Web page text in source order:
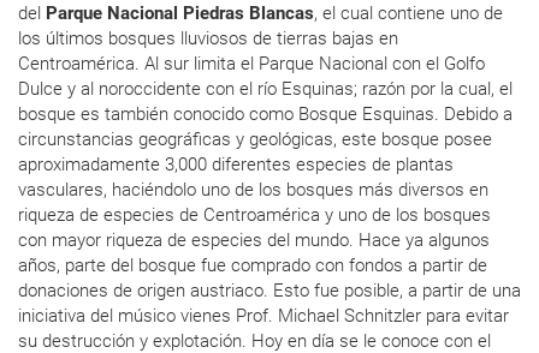
del Parque Nacional Piedras Blancas, el cual contiene uno de
los últimos bosques lluviosos de tierras bajas en
Centroamérica. Al sur limita el Parque Nacional con el Golfo
Dulce y al noroccidente con el río Esquinas; razón por la cual, el
bosque es también conocido como Bosque Esquinas. Debido a
circunstancias geográficas y geológicas, este bosque posee
aproximadamente 3,000 diferentes especies de plantas
vasculares, haciéndolo uno de los bosques más diversos en
riqueza de especies de Centroamérica y uno de los bosques
con mayor riqueza de especies del mundo. Hace ya algunos
años, parte del bosque fue comprado con fondos a partir de
donaciones de origen austriaco. Esto fue posible, a partir de una
iniciativa del músico vienes Prof. Michael Schnitzler para evitar
su destrucción y explotación. Hoy en día se le conoce con el